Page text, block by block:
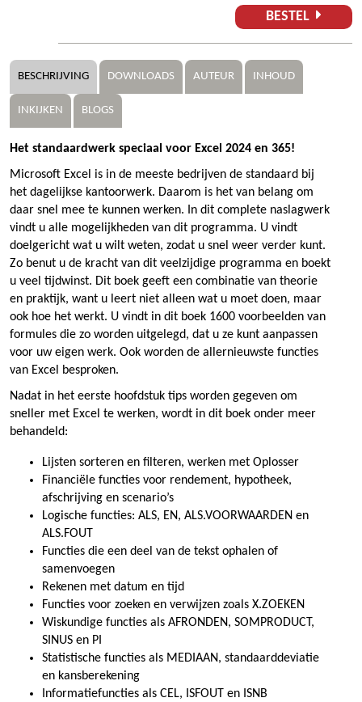
BESTEL
BESCHRIJVING DOWNLOADS AUTEUR INHOUD
INKIJKEN BLOGS
Het standaardwerk speciaal voor Excel 2024 en 365!
Microsoft Excel is in de meeste bedrijven de standaard bij
het dagelijkse kantoorwerk. Daarom is het van belang om
daar snel mee te kunnen werken. In dit complete naslagwerk
vindt u alle mogelijkheden van dit programma. U vindt
doelgericht wat u wilt weten, zodat u snel weer verder kunt.
Zo benut u de kracht van dit veelzijdige programma en boekt
u veel tijdwinst. Dit boek geeft een combinatie van theorie
en praktijk, want u leert niet alleen wat u moet doen, maar
ook hoe het werkt. U vindt in dit boek 1600 voorbeelden van
formules die zo worden uitgelegd, dat u ze kunt aanpassen
voor uw eigen werk. Ook worden de allernieuwste functies
van Excel besproken.
Nadat in het eerste hoofdstuk tips worden gegeven om
sneller met Excel te werken, wordt in dit boek onder meer
behandeld:
Lijsten sorteren en filteren, werken met Oplosser
Financiële functies voor rendement, hypotheek,
afschrijving en scenario’s
Logische functies: ALS, EN, ALS.VOORWAARDEN en
ALS.FOUT
Functies die een deel van de tekst ophalen of
samenvoegen
Rekenen met datum en tijd
Functies voor zoeken en verwijzen zoals X.ZOEKEN
Wiskundige functies als AFRONDEN, SOMPRODUCT,
SINUS en PI
Statistische functies als MEDIAAN, standaarddeviatie
en kansberekening
Informatiefuncties als CEL, ISFOUT en ISNB